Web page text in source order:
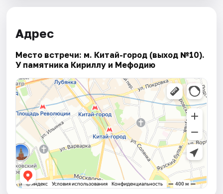
Адрес
Место встречи: м. Китай-город (выход №10).
У памятника Кириллу и Мефодию